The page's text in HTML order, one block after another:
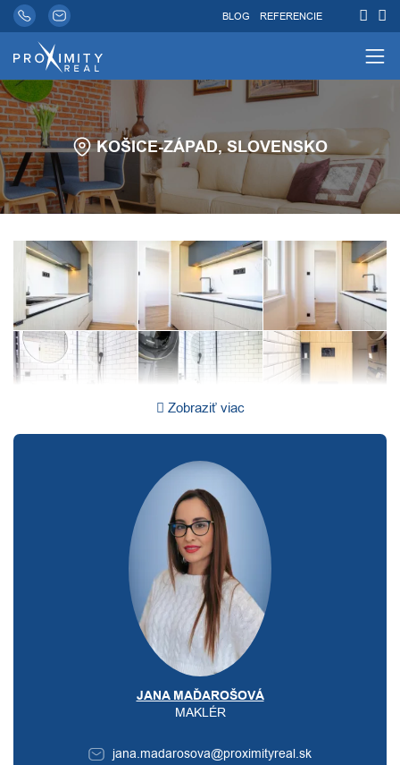
BLOG REFERENCIE
KOŠICE-ZÁPAD, SLOVENSKO
Zobraziť viac
JANA MAĎAROŠOVÁ
MAKLÉR
jana.madarosova@proximityreal.sk